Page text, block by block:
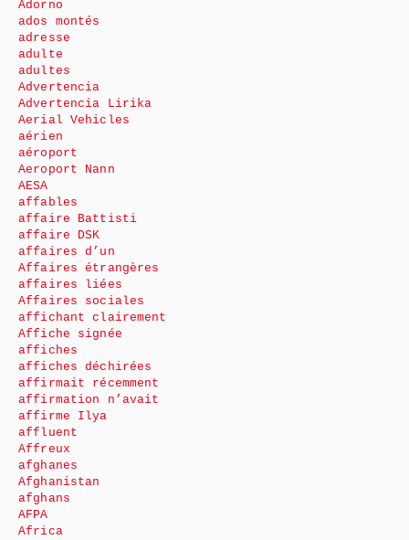
Adorno
ados montés
adresse
adulte
adultes
Advertencia
Advertencia Lirika
Aerial Vehicles
aérien
aéroport
Aeroport Nann
AESA
affables
affaire Battisti
affaire DSK
affaires d’un
Affaires étrangères
affaires liées
Affaires sociales
affichant clairement
Affiche signée
affiches
affiches déchirées
affirmait récemment
affirmation n’avait
affirme Ilya
affluent
Affreux
afghanes
Afghanistan
afghans
AFPA
Africa